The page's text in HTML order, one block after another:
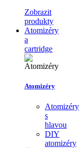
Zobrazit
produkty
Atomizéry
a
cartridge
Atomizéry
Atomizéry
s
hlavou
DIY
atomizéry